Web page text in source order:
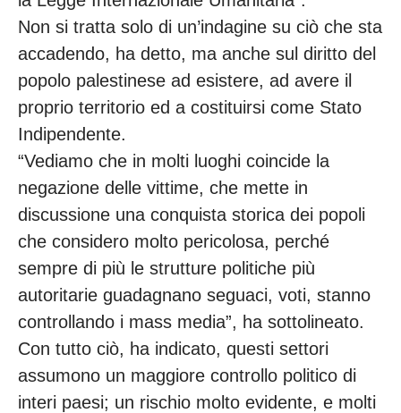
Non si tratta solo di un’indagine su ciò che sta
accadendo, ha detto, ma anche sul diritto del
popolo palestinese ad esistere, ad avere il
proprio territorio ed a costituirsi come Stato
Indipendente.
“Vediamo che in molti luoghi coincide la
negazione delle vittime, che mette in
discussione una conquista storica dei popoli
che considero molto pericolosa, perché
sempre di più le strutture politiche più
autoritarie guadagnano seguaci, voti, stanno
controllando i mass media”, ha sottolineato.
Con tutto ciò, ha indicato, questi settori
assumono un maggiore controllo politico di
interi paesi; un rischio molto evidente, e molti